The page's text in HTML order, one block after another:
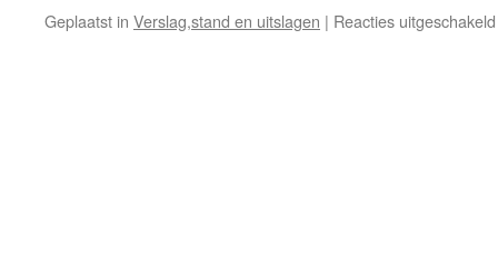
Geplaatst in Verslag,stand en uitslagen | Reacties uitgeschakeld